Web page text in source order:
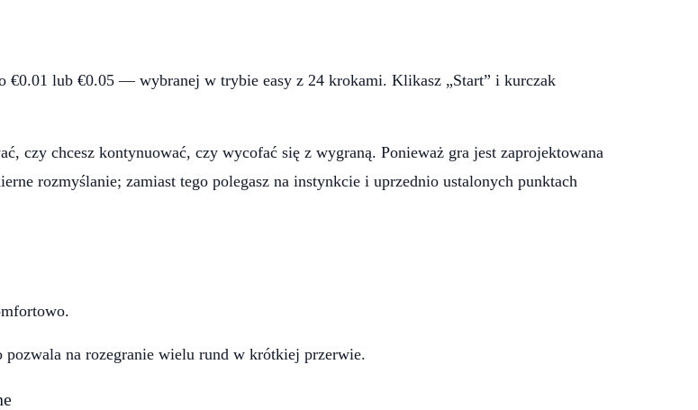
€0.01 lub €0.05 — wybranej w trybie easy z 24 krokami. Klikasz „Start” i kurczak
czy chcesz kontynuować, czy wycofać się z wygraną. Ponieważ gra jest zaprojektowana
rozmyślanie; zamiast tego polegasz na instynkcie i uprzednio ustalonych punktach
na rozegranie wielu rund w krótkiej przerwie.